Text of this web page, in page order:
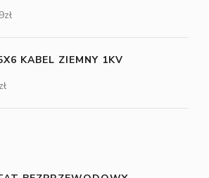
zł
KABEL ZIEMNY 1KV
zł